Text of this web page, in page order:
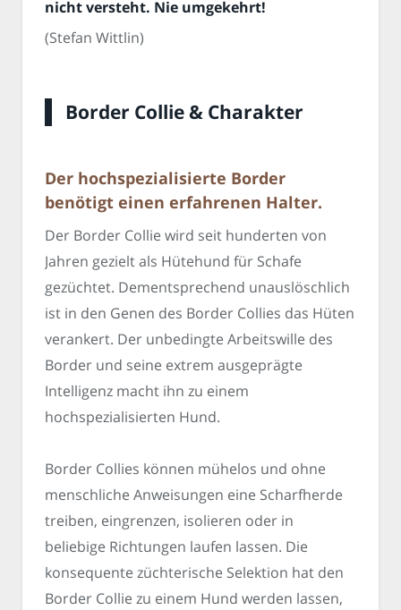
nicht versteht. Nie umgekehrt!
(Stefan Wittlin)
Border Collie & Charakter
Der hochspezialisierte Border
benötigt einen erfahrenen Halter.
Der Border Collie wird seit hunderten von
Jahren gezielt als Hütehund für Schafe
gezüchtet. Dementsprechend unauslöschlich
ist in den Genen des Border Collies das Hüten
verankert. Der unbedingte Arbeitswille des
Border und seine extrem ausgeprägte
Intelligenz macht ihn zu einem
hochspezialisierten Hund.
Border Collies können mühelos und ohne
menschliche Anweisungen eine Scharfherde
treiben, eingrenzen, isolieren oder in
beliebige Richtungen laufen lassen. Die
konsequente züchterische Selektion hat den
Border Collie zu einem Hund werden lassen,